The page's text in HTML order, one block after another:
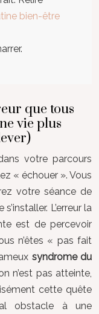
bien-être
que tous
vie plus
votre parcours
« échouer ». Vous
votre séance de
L’erreur la
est de percevoir
n’êtes « pas fait
syndrome du
n’est pas atteinte,
cette quête
obstacle à une